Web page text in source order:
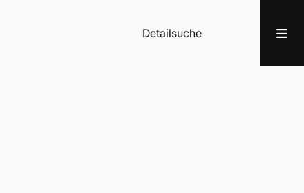
Detailsuche